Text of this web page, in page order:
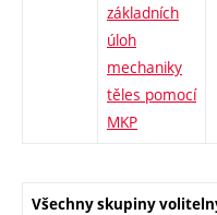
základních
úloh
mechaniky
těles pomocí
MKP
Všechny skupiny